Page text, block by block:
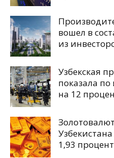
вошел в
из
Узбекская
показала по
на 12
1,93